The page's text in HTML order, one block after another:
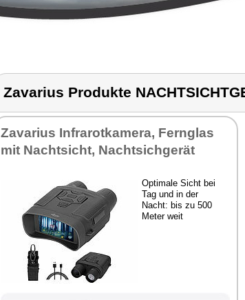
Zavarius Produkte
Za­va­ri­us In­fra­rot­ka­me­ra, Fern­glas
mit Nacht­sicht, Nacht­sich­ge­rät
Op­ti­ma­le Sicht bei
Tag und in der
Nacht: bis zu 500
Me­ter weit